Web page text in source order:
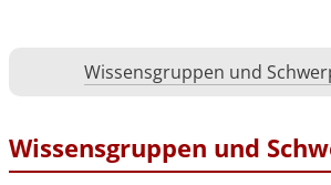
Wissensgruppen und
Wissensgruppen und